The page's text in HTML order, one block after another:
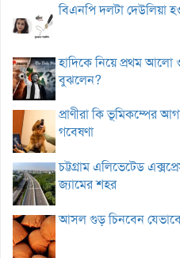
বিএনপি দলটা দেউলিয়া
হাদিকে নিয়ে প্রথম আলো
বুঝলেন?
প্রাণীরা কি ভূমিকম্পের
গবেষণা
চট্টগ্রাম এলিভেটেড
জ্যামের শহর
আসল গুড় চিনবেন